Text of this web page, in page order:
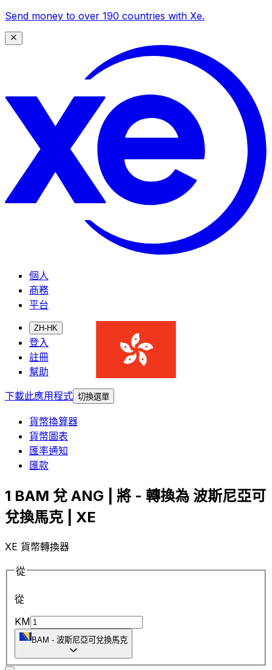
Send money to over 190 countries with Xe.
個人
商務
平台
ZH-HK
登入
註冊
幫助
下載此應用程式 切換選單
貨幣換算器
貨幣圖表
匯率通知
匯款
1 BAM 兌 ANG | 將 - 轉換為 波斯尼亞可
兌換馬克 | XE
XE 貨幣轉換器
從
從
KM
BAM - 波斯尼亞可兌換馬克